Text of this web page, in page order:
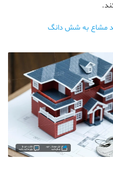
مشاع به شش دانگ